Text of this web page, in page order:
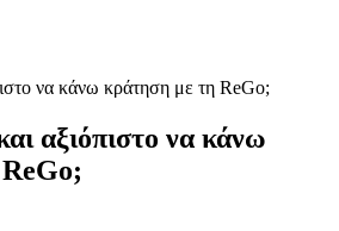
να κάνω κράτηση με τη ReGo;
αξιόπιστο να κάνω